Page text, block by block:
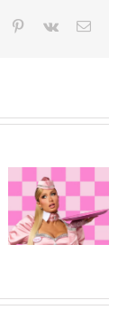
Tumblr Pinterest
Vk Email
Paris Hilton
ponovo u ulozi
„Gloss Boss“
u kampanji
NYX
Know“